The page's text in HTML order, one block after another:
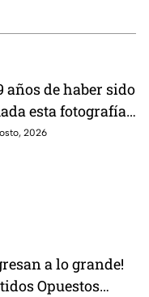
años de haber sido
esta fotografía,
recrea uno de
2026
a lo grande!
Opuestos